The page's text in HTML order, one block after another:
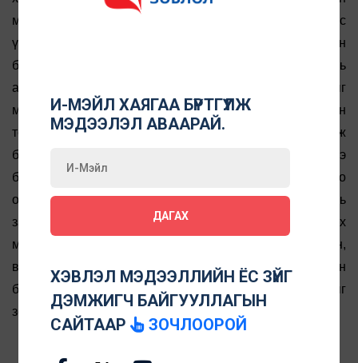
мэдээлэлд “Хийгээгүй хэргээ нотлоод явах процесс
үргэлжлэх нь байна” гэх зэргээр нэр бүхий хоёр иргэн
буруугүй гэж ойлгогдохоор мэдээлжээ. Эдгээр нь
агуулгыг буруугаар ойлгуулсан, нөхцөл байдлыг
мушгин гуйвуулсан, хэт хялбарчилсан, сурвалжилгын
төгсгөлд “Ямар ч байсан ингээд нэг айл элэг бүтэн болж
байгаад баярлалаа. Биднийг дэмжиж байсан үзэгчдэдээ
баярлалаа” гэх зэргээр дүгнэлт хийж, үзэл бодлоо
оруулсан зэргийг үндэслэн редакц1.1, 1.3, 1.5
дахь
заалтуудыг зөрчсөн хэмээн үзсэн. Харин редакц дээрх
мэдээллээ шүүхийн шийдвэрт үндэслэн бэлтгэсэн,
видео бичлэгийн үеэр яриа өгч буй иргэдийн хэн
болохыг хэлж, танилцуулсан тул
дахь заалтыг
зөрчөөгүй гэж үзлээ.
И-МЭЙЛ ХАЯГАА БҮРТГҮҮЛЖ
МЭДЭЭЛЭЛ АВААРАЙ.
ДАГАХ
ХЭВЛЭЛ МЭДЭЭЛЛИЙН ЁС ЗҮЙГ
ДЭМЖИГЧ БАЙГУУЛЛАГЫН
САЙТААР
ЗОЧЛООРОЙ